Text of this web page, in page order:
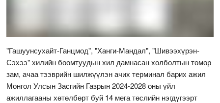
"Гашуунсухайт-Ганцмод", "Ханги-Мандал", "Шивээхүрэн-
Сэхээ" хилийн боомтуудын хил дамнасан холболтын төмөр
зам, ачаа тээврийн шилжүүлэн ачих терминал барих ажил
Монгол Улсын Засгийн Газрын 2024-2028 оны үйл
ажиллагааны хөтөлбөрт буй 14 мега төслийн нэгдүгээрт